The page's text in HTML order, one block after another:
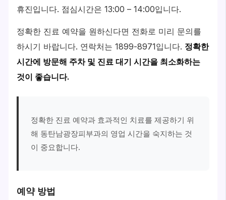
휴진입니다. 점심시간은 13:00 – 14:00입니다.
정확한 진료 예약을 원하신다면 전화로 미리 문의를
하시기 바랍니다. 연락처는 1899-8971입니다. 정확한
시간에 방문해 주차 및 진료 대기 시간을 최소화하는
것이 좋습니다.
정확한 진료 예약과 효과적인 치료를 제공하기 위
해 동탄남광장피부과의 영업 시간을 숙지하는 것
이 중요합니다.
예약 방법